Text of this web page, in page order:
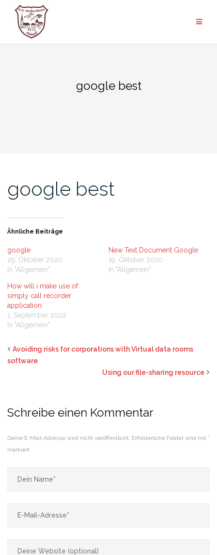
Inhalt
springen
google best
google best
Ähnliche Beiträge
google
29. Oktober 2020
In "Allgemein"
New Text Document Google
19. Oktober 2020
In "Allgemein"
How will i make use of
simply call recorder
application
1. September 2022
In "Allgemein"
Avoiding risks for corporations with Virtual data rooms
software
Using our file-sharing resource
Schreibe einen Kommentar
Deine E-Mail-Adresse wird nicht veröffentlicht. Erforderliche Felder sind mit *
markiert